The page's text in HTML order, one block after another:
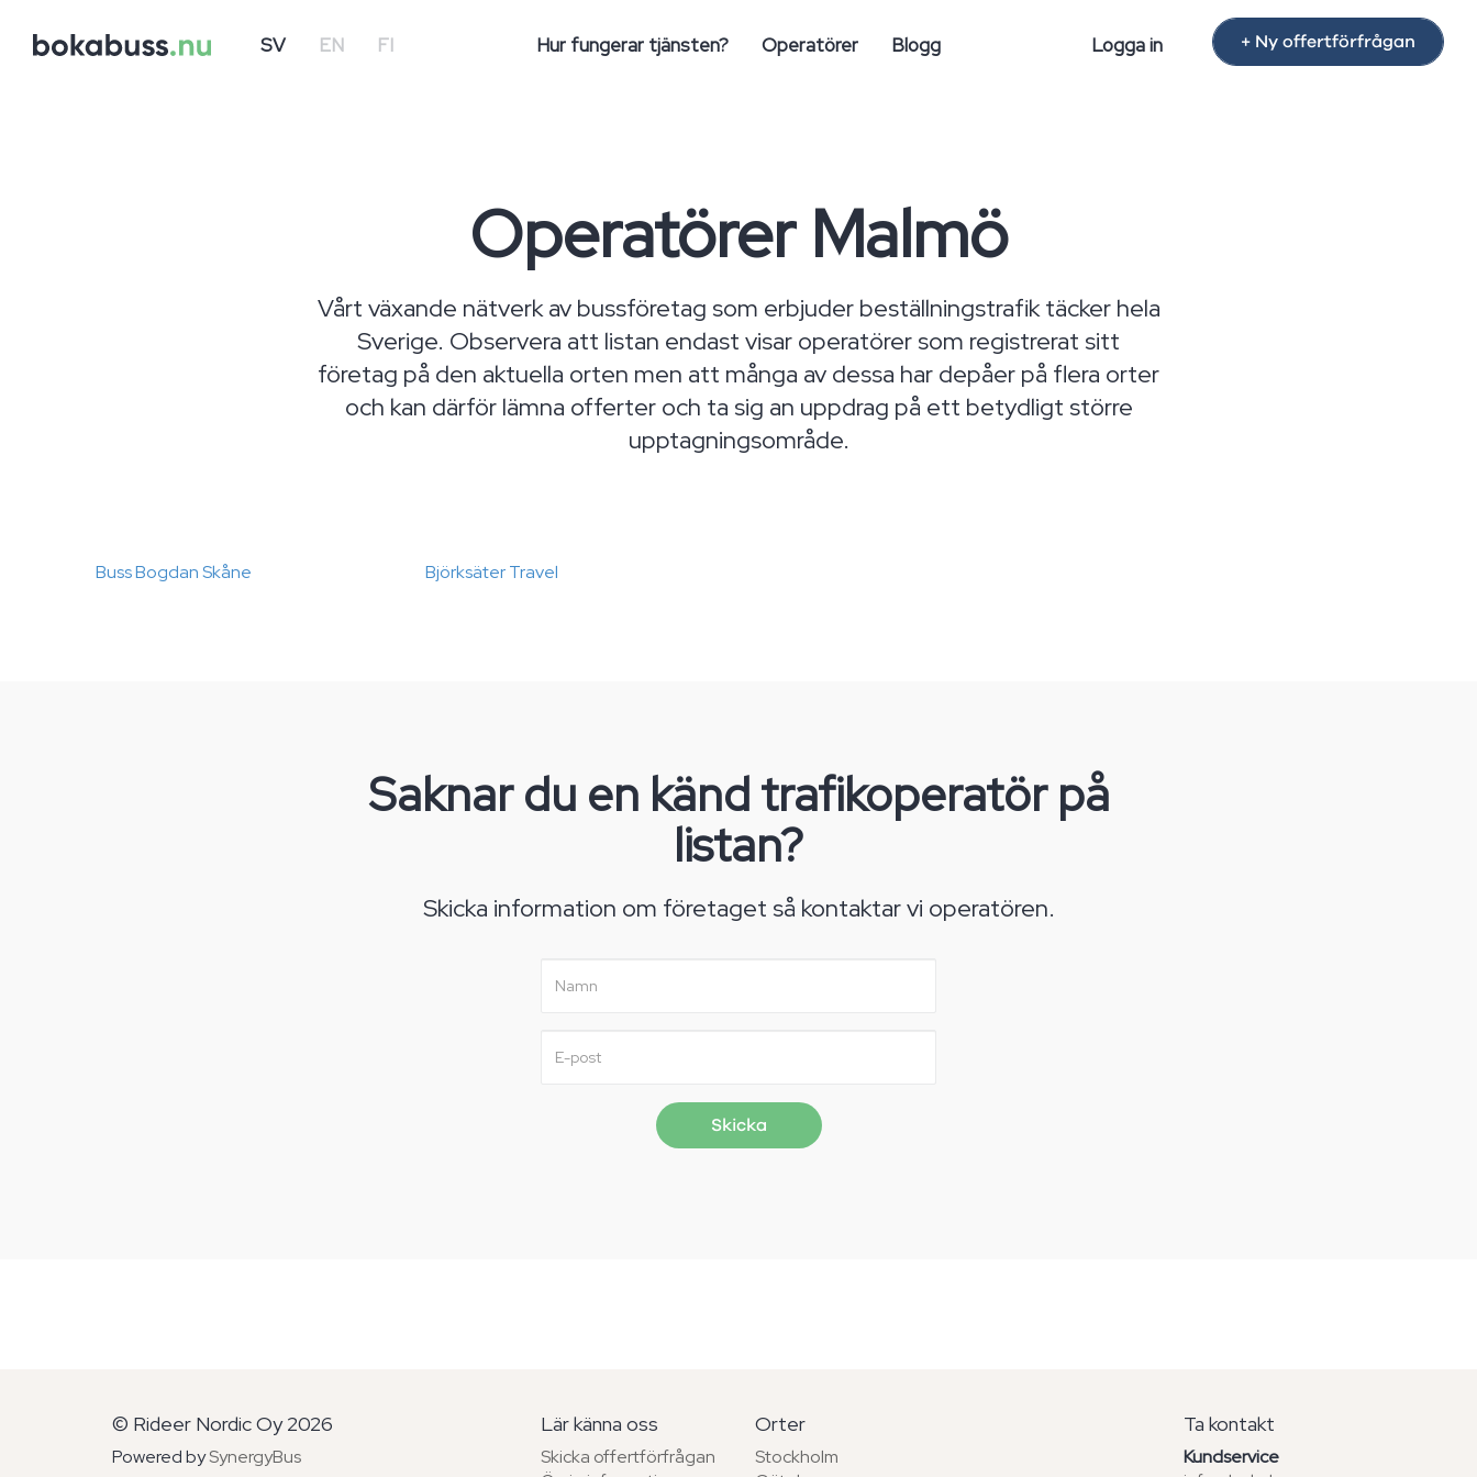
SV EN FI Hur fungerar tjänsten? Operatörer Blogg Logga in + Ny offertförfrågan
Operatörer Malmö
Vårt växande nätverk av bussföretag som erbjuder beställningstrafik täcker hela
Sverige. Observera att listan endast visar operatörer som registrerat sitt
företag på den aktuella orten men att många av dessa har depåer på flera orter
och kan därför lämna offerter och ta sig an uppdrag på ett betydligt större
upptagningsområde.
Buss Bogdan Skåne Björksäter Travel
Saknar du en känd trafikoperatör på
listan?
Skicka information om företaget så kontaktar vi operatören.
© Rideer Nordic Oy 2026
Powered bySynergyBus
Lär känna oss
Skicka offertförfrågan
Orter
Stockholm
Ta kontakt
Kundservice